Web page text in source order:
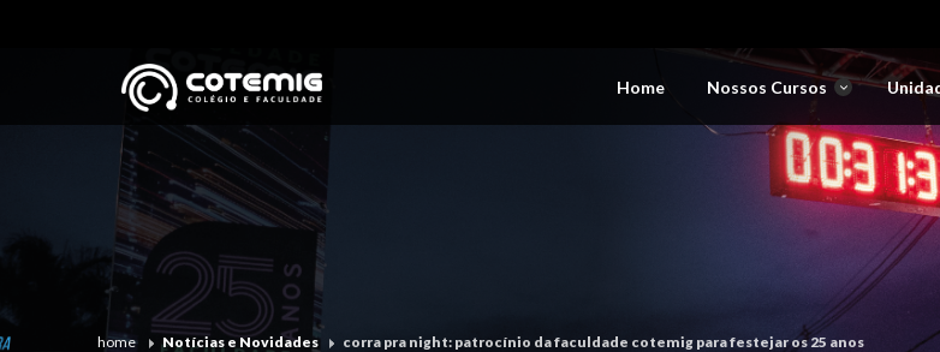
Home Nossos Cursos
home Notícias e Novidades corra pra night: patrocínio da faculdade cotemig para festejar os 25 anos